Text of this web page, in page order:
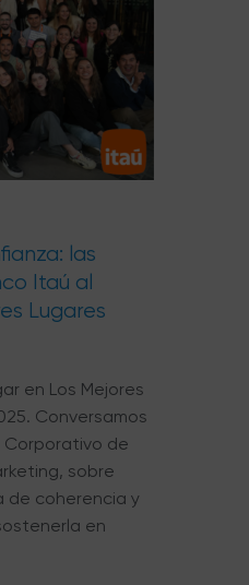
las
Itaú al
Lugares
en Los Mejores
Conversamos
Corporativo de
sobre
de coherencia y
en